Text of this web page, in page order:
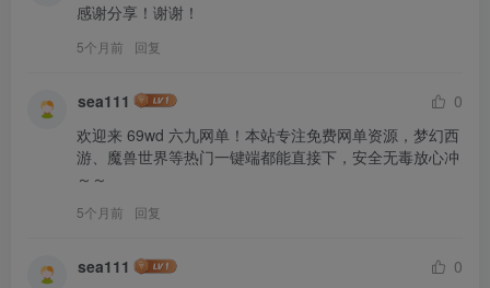
感谢分享！谢谢！
5个月前 回复
sea111
0
欢迎来 69wd 六九网单！本站专注免费网单资源，梦幻西
游、魔兽世界等热门一键端都能直接下，安全无毒放心冲
～～
5个月前 回复
sea111
0